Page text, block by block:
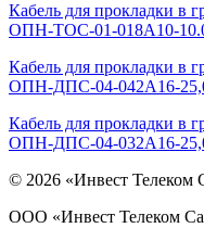
Кабель для прокладки в
ОПН-ТОС-01-018А10-
Кабель для прокладки в
ОПН-ДПС-04-042А16-
Кабель для прокладки в
ОПН-ДПС-04-032А16-
© 2026 «Инвест Телеком
ООО «Инвест Телеком